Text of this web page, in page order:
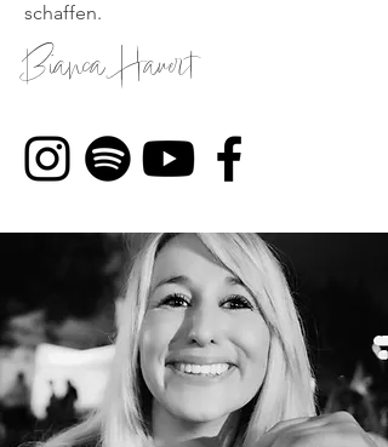
schaffen.
Bianca Hauert